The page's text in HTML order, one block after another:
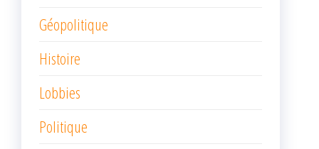
Géopolitique
Histoire
Lobbies
Politique